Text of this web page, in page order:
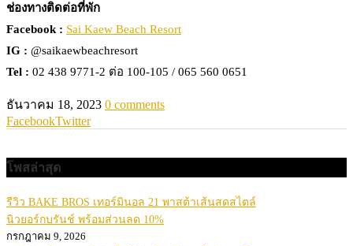
ช่องทางติดต่อที่พัก
Facebook : Sai Kaew Beach Resort
IG : @saikaewbeachresort
Tel : 02 438 9771-2 ต่อ 100-105 / 065 560 0651
ธันวาคม 18, 2023 0 comments
FacebookTwitter
โพสล่าสุด
รีวิว BAKE BROS เทอร์มินอล 21 พาสต้าเส้นสดสไตล์
นิวยอร์กบรันช์ พร้อมส่วนลด 10%
กรกฎาคม 9, 2026